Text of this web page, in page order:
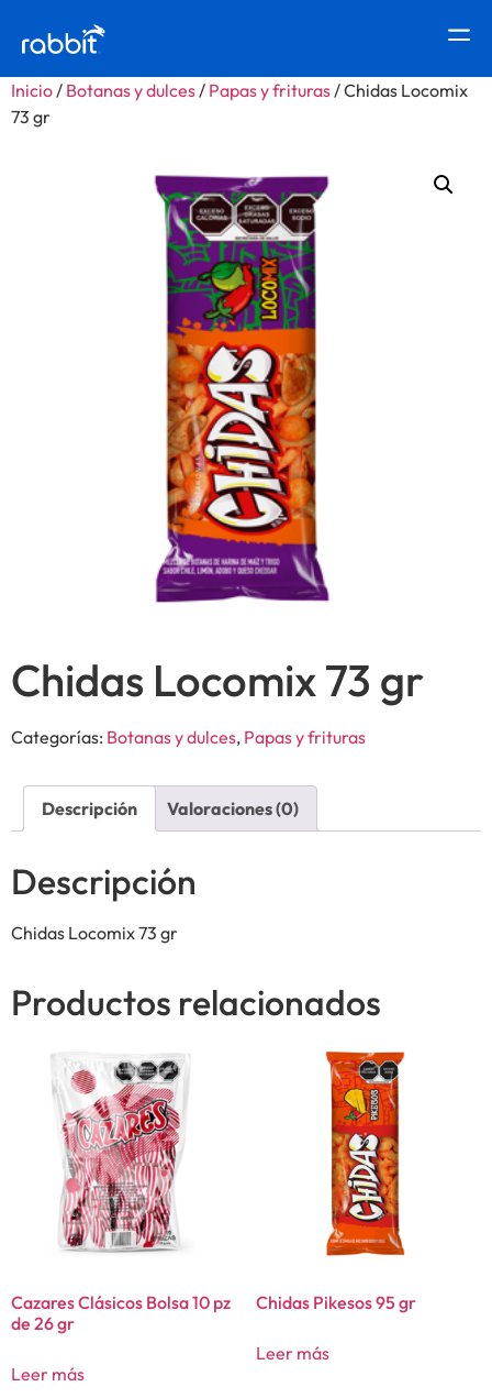
Inicio/ Botanas y dulces/ Papas y frituras/ Chidas Locomix
73 gr
Chidas Locomix 73 gr
Categorías: Botanas y dulces, Papas y frituras
Descripción Valoraciones (0)
Descripción
Chidas Locomix 73 gr
Productos relacionados
Cazares Clásicos Bolsa 10 pz
de 26 gr
Leer más
Chidas Pikesos 95 gr
Leer más